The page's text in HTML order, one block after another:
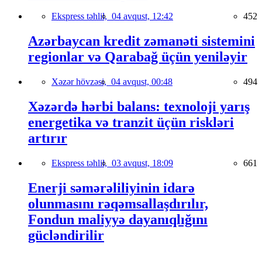
Ekspress təhlil, 04 avqust, 12:42 452
Azərbaycan kredit zəmanəti sistemini
regionlar və Qarabağ üçün yeniləyir
Xəzər hövzəsi, 04 avqust, 00:48 494
Xəzərdə hərbi balans: texnoloji yarış
energetika və tranzit üçün riskləri
artırır
Ekspress təhlil, 03 avqust, 18:09 661
Enerji səmərəliliyinin idarə
olunmasını rəqəmsallaşdırılır,
Fondun maliyyə dayanıqlığını
gücləndirilir